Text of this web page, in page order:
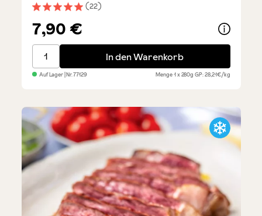
Durchschnittliche Bewertung von 5 von 5 Sternen
(22)
7,90 €
Salsiccia mit Chianti - 4 Stück
In den Warenkorb
Auf Lager| Nr.77129 Menge1 x 280gGP: 28,21€/kg